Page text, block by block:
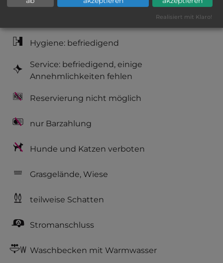
Geräuschkulisse: erträgliche
Hygiene: befriedigend
Service: befriedigend, einige
Annehmlichkeiten fehlen
Reservierung nicht möglich
nur Barzahlung
Hunde und Katzen verboten
Grasgelände, Wiese
teilweise Schatten
Stromanschluss
Waschbecken mit Warmwasser
Realisiert mit Klaro!